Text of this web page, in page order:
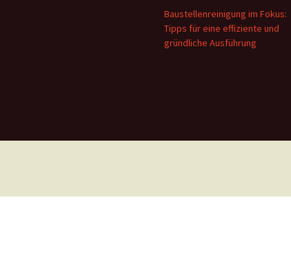
Baustellenreinigung im Fokus:
Tipps für eine effiziente und
gründliche Ausführung